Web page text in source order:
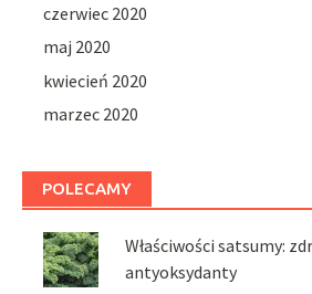
czerwiec 2020
maj 2020
kwiecień 2020
marzec 2020
POLECAMY
Właściwości satsumy:
antyoksydanty